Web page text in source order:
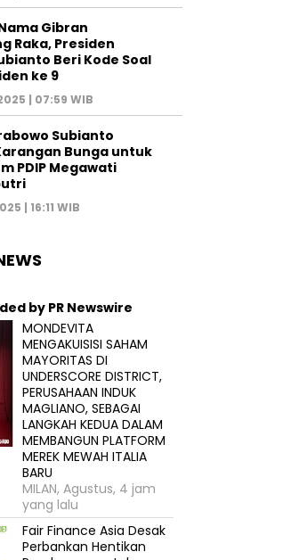
Gibran
Raka, Presiden
Beri Kode Soal
ke 9
| 07:59 WIB
Subianto
Bunga untuk
PDIP Megawati
| 16:11 WIB
by PR Newswire
MONDEVITA
MENGAKUISISI SAHAM
MAYORITAS DI
UNDERSCORE DISTRICT,
PERUSAHAAN INDUK
MAGLIANO, SEBAGAI
LANGKAH KEDUA DALAM
MEMBANGUN PLATFORM
MEREK MEWAH ITALIA
BARU
MILAN, Agustus, 4 jam
yang lalu
Fair Finance Asia Desak
Perbankan Hentikan